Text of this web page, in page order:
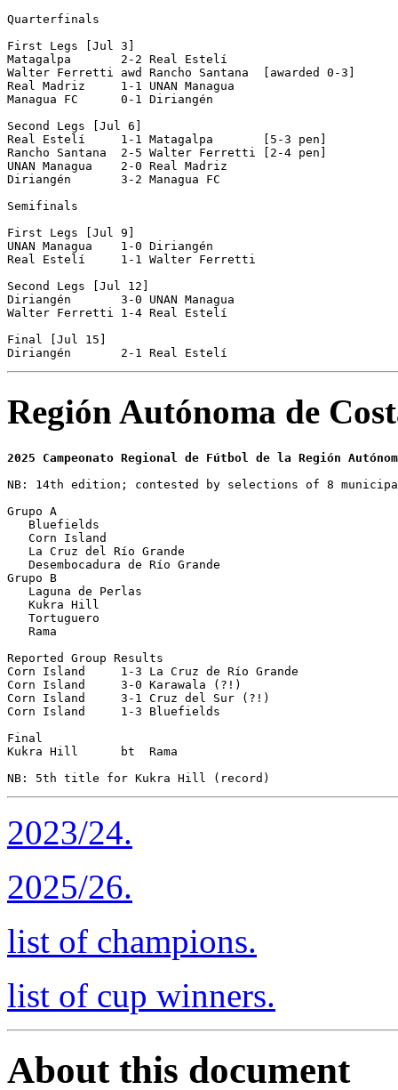
Quarterfinals
First Legs [Jul 3]
Matagalpa       2-2 Real Estelí
Walter Ferretti awd Rancho Santana  [awarded 0-3]
Real Madriz     1-1 UNAN Managua
Managua FC      0-1 Diriangén
Second Legs [Jul 6]
Real Estelí     1-1 Matagalpa       [5-3 pen]
Rancho Santana  2-5 Walter Ferretti [2-4 pen]
UNAN Managua    2-0 Real Madriz
Diriangén       3-2 Managua FC
Semifinals
First Legs [Jul 9]
UNAN Managua    1-0 Diriangén
Real Estelí     1-1 Walter Ferretti
Second Legs [Jul 12]
Diriangén       3-0 UNAN Managua
Walter Ferretti 1-4 Real Estelí
Final [Jul 15]
Región Autónoma de
2025 Campeonato Regional de Fútbol de la Región
NB: 14th edition; contested by selections of 8
Grupo A
   Bluefields
   Corn Island
   La Cruz del Río Grande
   Desembocadura de Río Grande
Grupo B
   Laguna de Perlas
   Kukra Hill
   Tortuguero
   Rama
Reported Group Results
Corn Island     1-3 La Cruz de Río Grande
Corn Island     3-0 Karawala (?!)
Corn Island     3-1 Cruz del Sur (?!)
Corn Island     1-3 Bluefields
Final
Kukra Hill      bt  Rama
2023/24.
2025/26.
list of champions.
list of cup winners.
About this document